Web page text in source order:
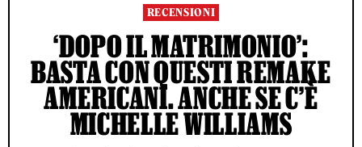
RECENSIONI
‘DOPO IL MATRIMONIO’:
BASTA CON QUESTI REMAKE
AMERICANI. ANCHE SE C’È
MICHELLE WILLIAMS